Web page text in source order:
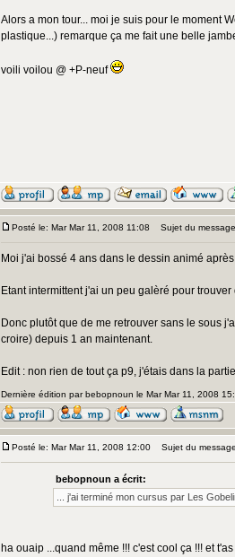
Alors a mon tour... moi je suis pour le moment
plastique...) remarque ça me fait une belle
voili voilou @ +P-neuf
Posté le: Mar Mar 11, 2008 11:08 Sujet du
Moi j'ai bossé 4 ans dans le dessin animé
Etant intermittent j'ai un peu galèré pour
Donc plutôt que de me retrouver sans le sous
croire) depuis 1 an maintenant.
Edit : non rien de tout ça p9, j'étais dans la
Dernière édition par bebopnoun le Mar Mar 11, 2008
Posté le: Mar Mar 11, 2008 12:00 Sujet du
bebopnoun a écrit:
... j'ai terminé mon cursus par Les
ha ouaip ...quand même !!! c'est cool ça !!! et